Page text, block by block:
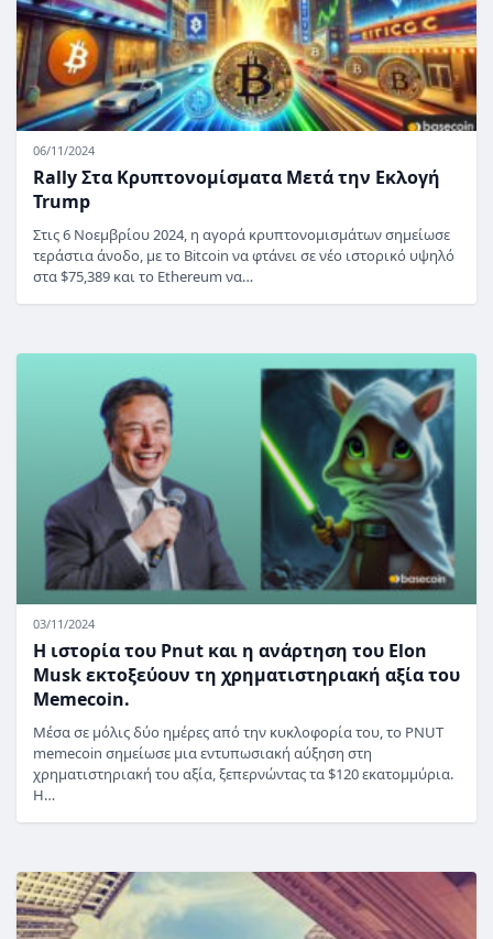
06/11/2024
Rally Στα Κρυπτονομίσματα Μετά την Εκλογή
Trump
Στις 6 Νοεμβρίου 2024, η αγορά κρυπτονομισμάτων σημείωσε
τεράστια άνοδο, με το Bitcoin να φτάνει σε νέο ιστορικό υψηλό
στα $75,389 και το Ethereum να…
03/11/2024
Η ιστορία του Pnut και η ανάρτηση του Elon
Musk εκτοξεύουν τη χρηματιστηριακή αξία του
Memecoin.
Μέσα σε μόλις δύο ημέρες από την κυκλοφορία του, το PNUT
memecoin σημείωσε μια εντυπωσιακή αύξηση στη
χρηματιστηριακή του αξία, ξεπερνώντας τα $120 εκατομμύρια.
Η…